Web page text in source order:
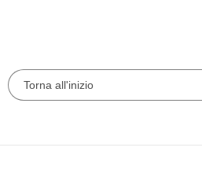
Torna all'inizio